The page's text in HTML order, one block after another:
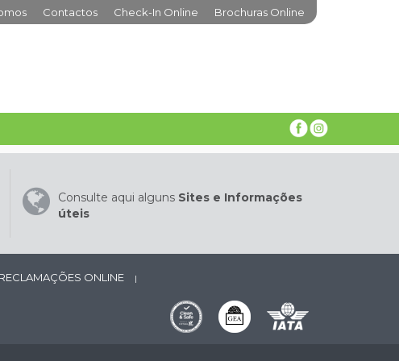
Contactos Check-In Online Brochuras Online
Consulte aqui alguns Sites e Informações
úteis
ONLINE |